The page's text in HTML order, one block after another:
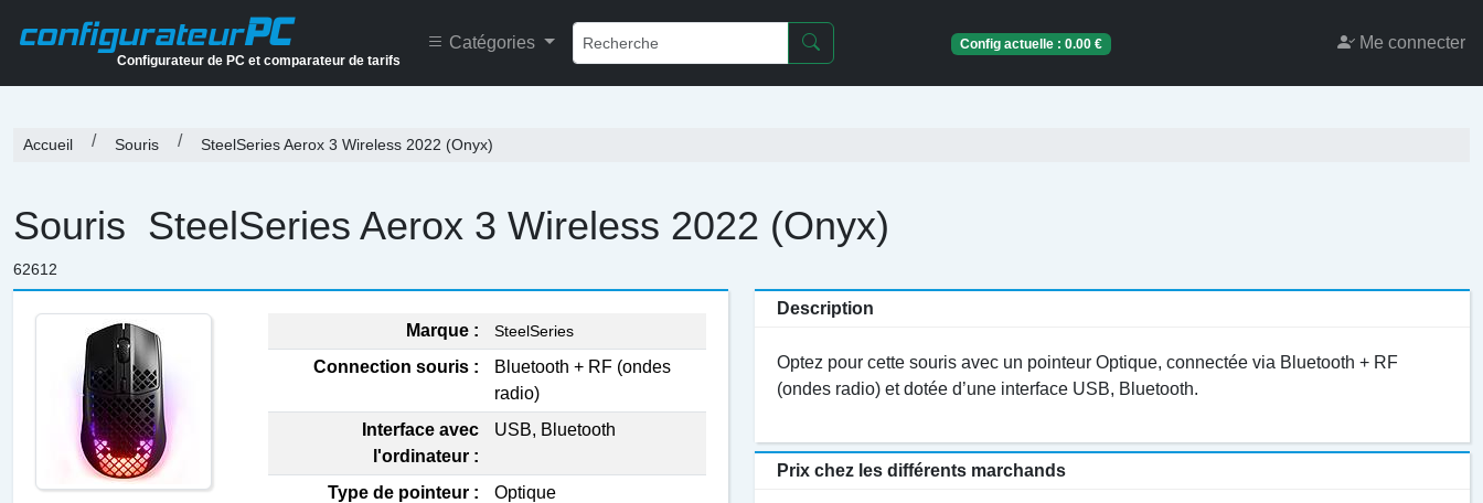
configurateurPC
Configurateur de PC et comparateur de tarifs
Catégories Config actuelle :0.00 € Me connecter
Accueil Souris SteelSeries Aerox 3 Wireless 2022 (Onyx)
Souris SteelSeries Aerox 3 Wireless 2022 (Onyx)
62612
Marque : SteelSeries
Connection souris :
Bluetooth + RF (ondes
radio)
Interface avec
l'ordinateur :
USB, Bluetooth
Type de pointeur :
Optique
Description
Optez pour cette souris avec un pointeur Optique, connectée via Bluetooth + RF
(ondes radio) et dotée d’une interface USB, Bluetooth.
Prix chez les différents marchands